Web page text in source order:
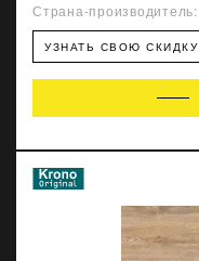
Страна-производитель:
УЗНАТЬ СВОЮ СКИДКУ